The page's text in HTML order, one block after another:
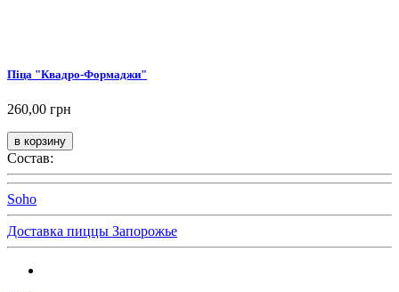
Піца "Квадро-Формаджи"
260,00 грн
Состав:
Soho
Доставка пиццы Запорожье